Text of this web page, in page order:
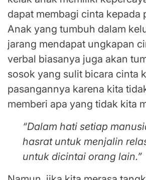
dapat membagi cinta kepada
Anak yang tumbuh dalam
jarang mendapat ungkapan
verbal biasanya juga akan
sosok yang sulit bicara cinta
pasangannya karena kita
memberi apa yang tidak kita
“Dalam hati setiap
hasrat untuk menjalin
untuk dicintai orang lain.”